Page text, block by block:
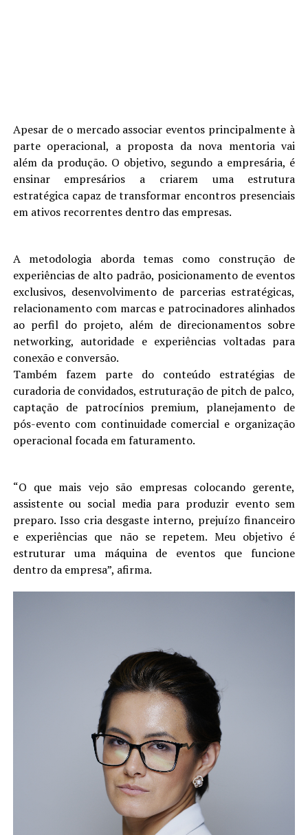
Apesar de o mercado associar eventos principalmente à
parte operacional, a proposta da nova mentoria vai
além da produção. O objetivo, segundo a empresária, é
ensinar empresários a criarem uma estrutura
estratégica capaz de transformar encontros presenciais
em ativos recorrentes dentro das empresas.
A metodologia aborda temas como construção de
experiências de alto padrão, posicionamento de eventos
exclusivos, desenvolvimento de parcerias estratégicas,
relacionamento com marcas e patrocinadores alinhados
ao perfil do projeto, além de direcionamentos sobre
networking, autoridade e experiências voltadas para
conexão e conversão.
Também fazem parte do conteúdo estratégias de
curadoria de convidados, estruturação de pitch de palco,
captação de patrocínios premium, planejamento de
pós-evento com continuidade comercial e organização
operacional focada em faturamento.
“O que mais vejo são empresas colocando gerente,
assistente ou social media para produzir evento sem
preparo. Isso cria desgaste interno, prejuízo financeiro
e experiências que não se repetem. Meu objetivo é
estruturar uma máquina de eventos que funcione
dentro da empresa”, afirma.